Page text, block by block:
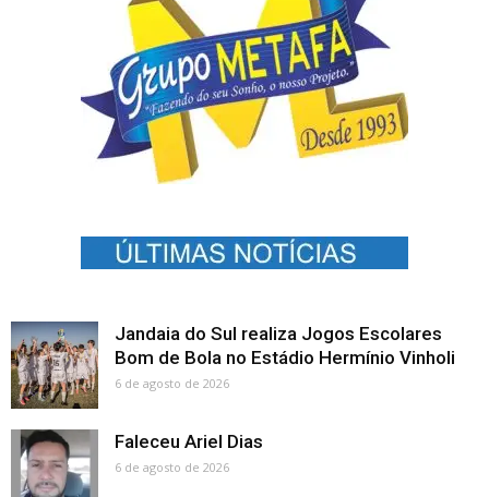
Jandaia do Sul realiza Jogos Escolares
Bom de Bola no Estádio Hermínio Vinholi
6 de agosto de 2026
Faleceu Ariel Dias
6 de agosto de 2026